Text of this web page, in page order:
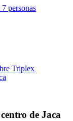
personas
Triplex
de Jaca